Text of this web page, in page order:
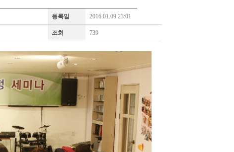
등록일 2016.01.09 23:01
조회 739